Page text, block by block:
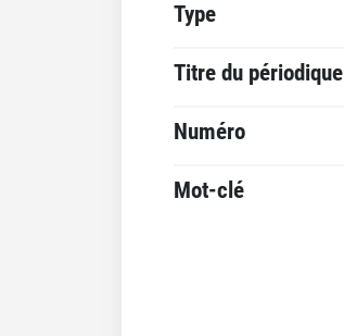
Type
Titre du périodique
Numéro
Mot-clé